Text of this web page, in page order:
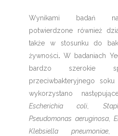
Wynikami badań
potwierdzone również
także w stosunku do
żywności. W badaniach
bardzo szerokie
przeciwbakteryjnego
wykorzystano
Escherichia coli
Pseudomonas aeruginosa,
Klebsiella pneumoniae